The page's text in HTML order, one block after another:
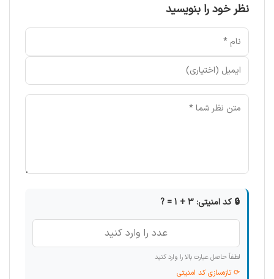
نظر خود را بنویسید
🔒 کد امنیتی: 3 + 1 = ?
لطفاً حاصل عبارت بالا را وارد کنید
⟳ تازه‌سازی کد امنیتی